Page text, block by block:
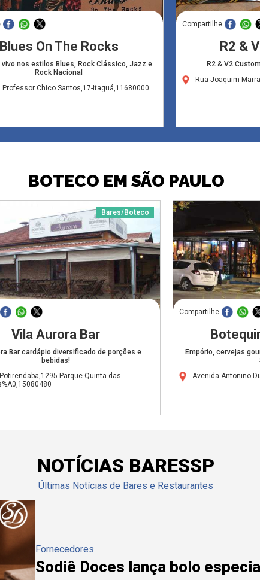
Blues On The Rocks
nos estilos Blues, Rock Clássico, Jazz e
Rock Nacional
Professor Chico Santos,17-Itaguá,11680000
Compartilhe
R2 &
R2 & V2
Rua Joaquim
BOTECO EM SÃO PAULO
Bares/Boteco
Vila Aurora Bar
Bar cardápio diversificado de porções e
bebidas!
Parque Quinta das
Compartilhe
Empório, cervejas
Avenida Antonino
NOTÍCIAS BARESSP
Últimas Notícias de Bares e Restaurantes
Fornecedores
Sodiê Doces lança bolo